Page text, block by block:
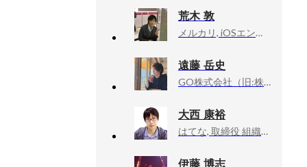
荒木 敦
メルカリ, iOSエンジニア
遠藤 岳史
GO株式会社（旧:株式会社Mobility Technologies）, ProductDesigner / プロダクトマネジメント本部 プロダクトデザイングループ
大西 康裕
はてな, 取締役 組織・基盤開発本部長